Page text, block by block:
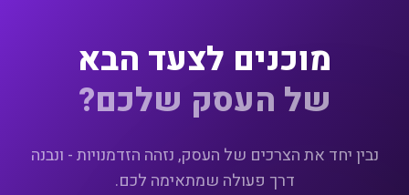
מוכנים לצעד הבא
של העסק שלכם?
נבין יחד את הצרכים של העסק, נזהה הזדמנויות - ונבנה
דרך פעולה שמתאימה לכם.